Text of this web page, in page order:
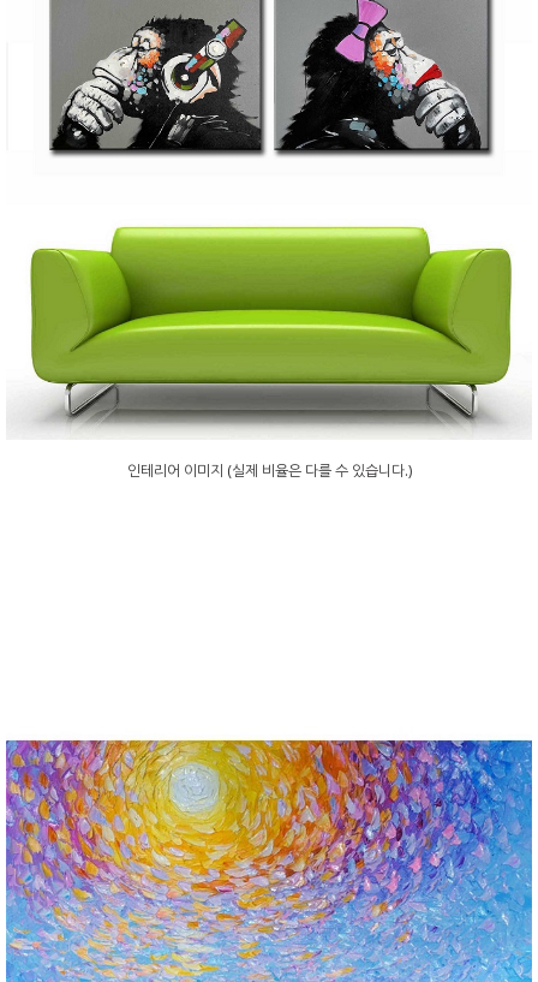
인테리어 이미지 (실제 비율은 다를 수 있습니다.)